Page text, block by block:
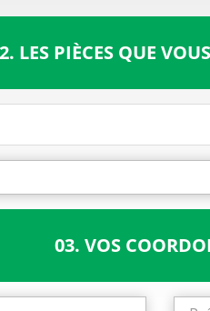
LES PIÈCES QUE
03. VOS